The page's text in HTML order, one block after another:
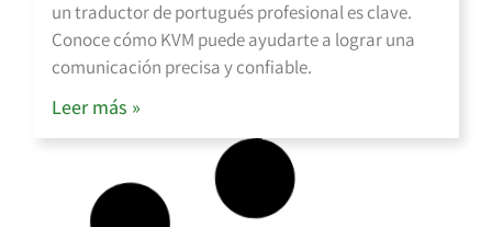
un traductor de portugués profesional es clave.
Conoce cómo KVM puede ayudarte a lograr una
comunicación precisa y confiable.
Leer más »